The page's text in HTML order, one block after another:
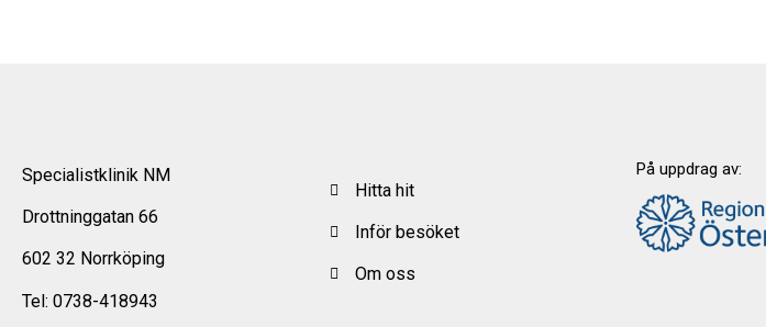
Specialistklinik NM
Drottninggatan 66
602 32 Norrköping
Tel: 0738-418943
Hitta hit
Inför besöket
Om oss
På uppdrag av: